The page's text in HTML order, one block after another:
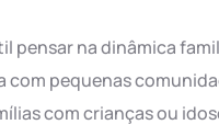
pensar na dinâmica
com pequenas
com crianças ou